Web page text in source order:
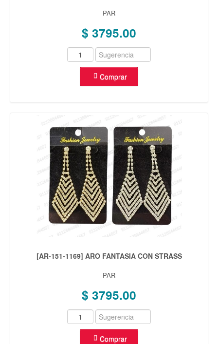
PAR
$ 3795.00
Comprar
[AR-151-1169] ARO FANTASIA CON STRASS
PAR
$ 3795.00
Comprar